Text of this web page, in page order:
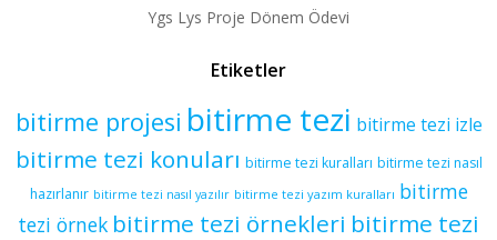
Ygs Lys Proje Dönem Ödevi
Etiketler
bitirme projesi bitirme tezi bitirme tezi izle
bitirme tezi konuları bitirme tezi kuralları bitirme tezi nasıl
hazırlanır bitirme tezi nasıl yazılır bitirme tezi yazım kuralları bitirme
tezi örnek bitirme tezi örnekleri bitirme tezi